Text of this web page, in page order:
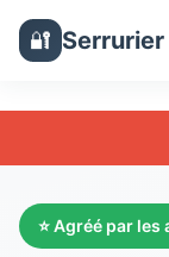
🔐
⭐ Agréé par